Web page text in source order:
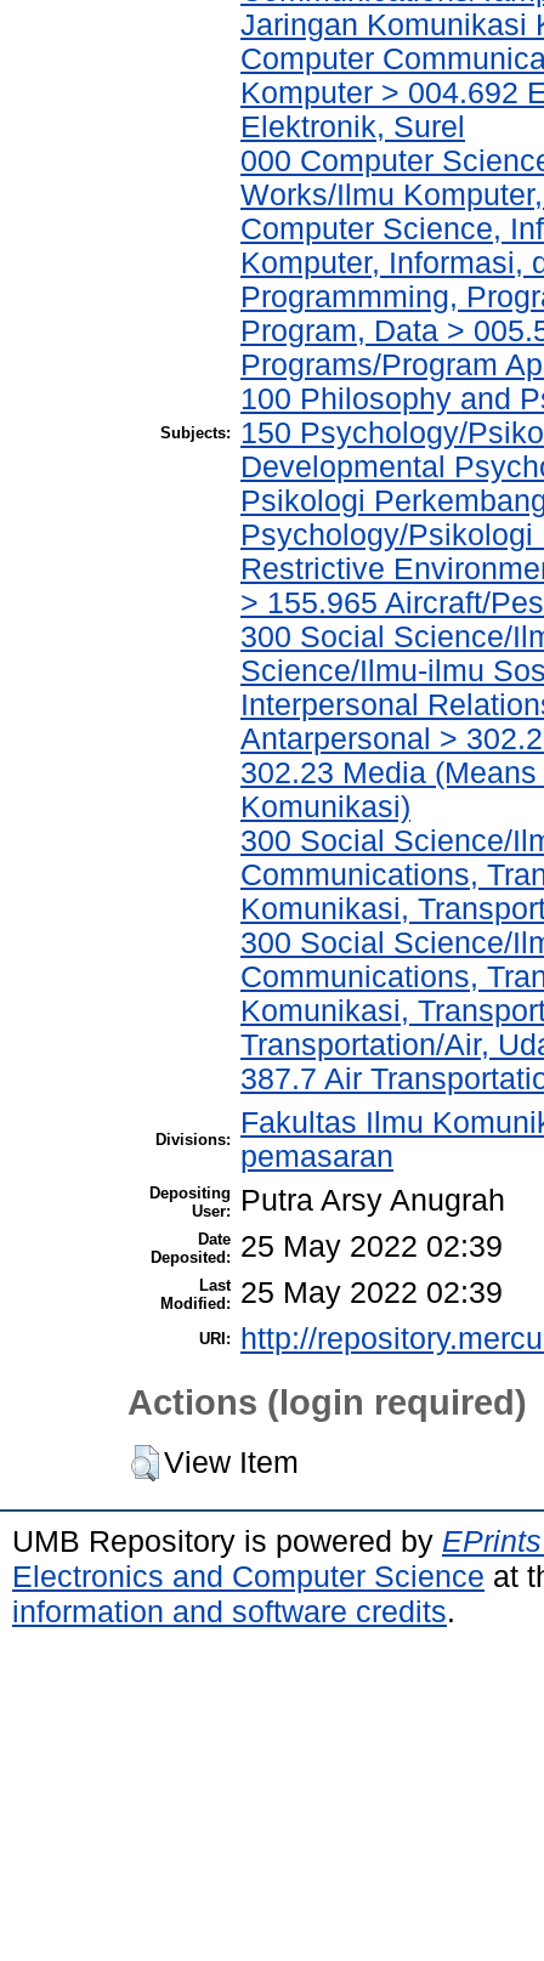
Subjects:
Jaringan Komunikasi
Computer
Komputer > 004.692
Elektronik, Surel
000 Computer
Works/Ilmu
Computer Science,
Komputer, Informasi,
Programmming,
Program, Data >
Programs/Program
100 Philosophy and
150 Psychology/
Developmental
Psikologi
Psychology/
Restrictive
> 155.965 Aircraft/
300 Social Science/
Science/Ilmu-ilmu
Interpersonal
Antarpersonal >
302.23 Media
Komunikasi)
300 Social Science/
Communications,
Komunikasi,
300 Social Science/
Communications,
Komunikasi,
Transportation/Air,
387.7 Air
Divisions:
Fakultas Ilmu
pemasaran
Depositing
User:
Putra Arsy Anugrah
Date
Deposited:
25 May 2022 02:39
Last
Modified:
25 May 2022 02:39
URI: http://
Actions (login required)
View Item
UMB Repository is powered by
Electronics and Computer Science at
information and software credits.